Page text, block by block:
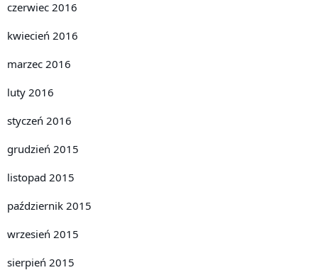
czerwiec 2016
kwiecień 2016
marzec 2016
luty 2016
styczeń 2016
grudzień 2015
listopad 2015
październik 2015
wrzesień 2015
sierpień 2015